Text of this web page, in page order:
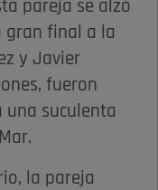
pareja se alzó
gran final a la
y Javier
fueron
una suculenta
la pareja